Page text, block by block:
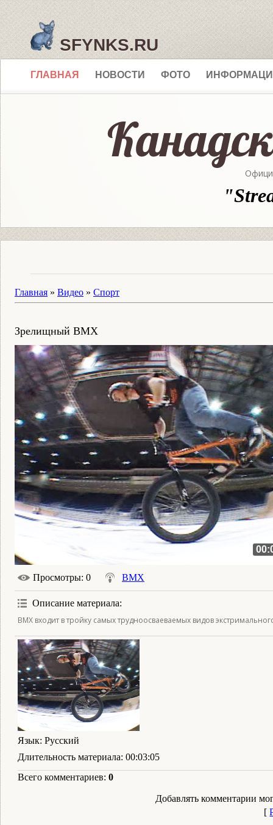
SFYNKS.RU
ГЛАВНАЯ НОВОСТИ ФОТО
Главная » Видео » Спорт
Зрелищный BMX
Просмотры: 0 BMX
Описание материала:
BMX входит в тройку самых трудноосваеваемых видов
Язык: Русский
Длительность материала: 00:03:05
Всего комментариев: 0
Добавлять комментарии
[